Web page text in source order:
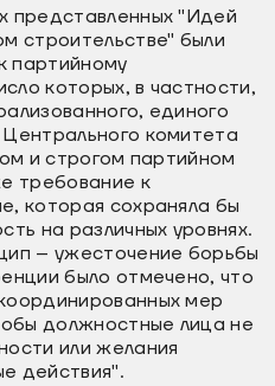
представленных "Идей
строительстве" были
партийному
которых, в частности,
единого
комитета
и строгом партийном
требование к
которая сохраняла бы
на различных уровнях.
– ужесточение борьбы
было отмечено, что
мер
должностные лица не
или желания
действия".